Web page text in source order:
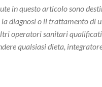
in questo articolo sono
diagnosi o il trattamento di
operatori sanitari
qualsiasi dieta,